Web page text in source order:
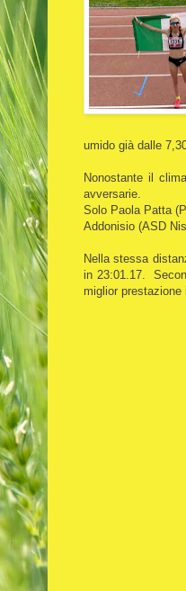
umido già dalle
Nonostante il
avversarie.
Solo Paola Patta
Addonisio (ASD
Nella stessa
in 23:01.17.
miglior